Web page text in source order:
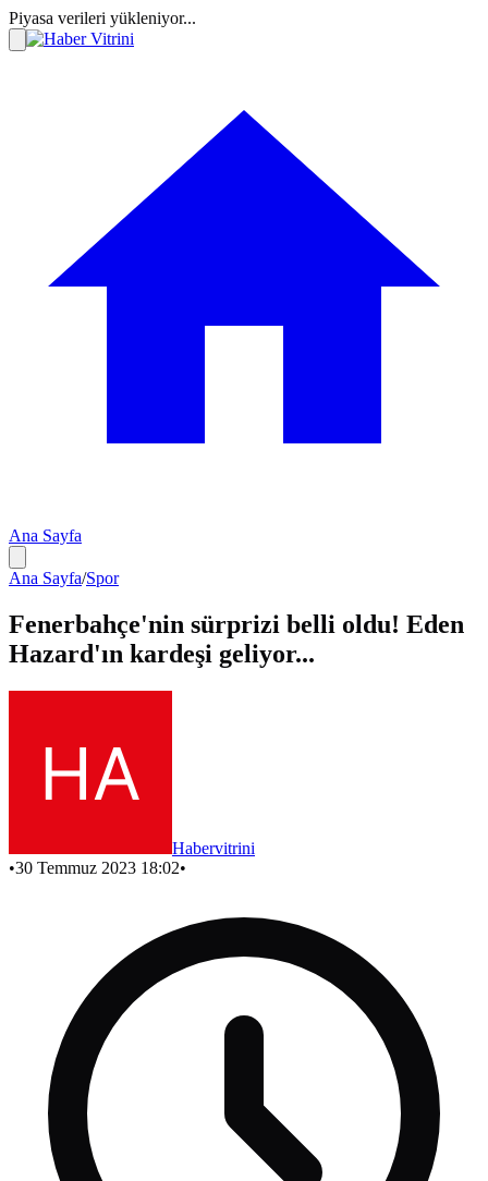
Piyasa verileri yükleniyor...
Ana Sayfa
Ana Sayfa/Spor
Fenerbahçe'nin sürprizi belli oldu! Eden
Hazard'ın kardeşi geliyor...
Habervitrini
•30 Temmuz 2023 18:02•